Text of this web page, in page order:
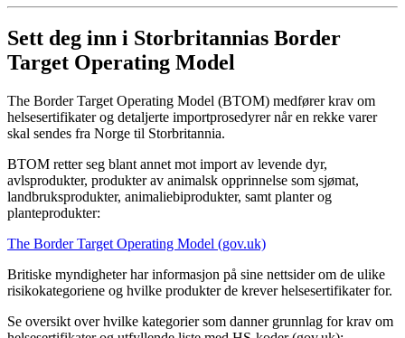
Sett deg inn i Storbritannias Border
Target Operating Model
The Border Target Operating Model (BTOM) medfører krav om
helsesertifikater og detaljerte importprosedyrer når en rekke varer
skal sendes fra Norge til Storbritannia.
BTOM retter seg blant annet mot import av levende dyr,
avlsprodukter, produkter av animalsk opprinnelse som sjømat,
landbruksprodukter, animaliebiprodukter, samt planter og
planteprodukter:
The Border Target Operating Model (gov.uk)
Britiske myndigheter har informasjon på sine nettsider om de ulike
risikokategoriene og hvilke produkter de krever helsesertifikater for.
Se oversikt over hvilke kategorier som danner grunnlag for krav om